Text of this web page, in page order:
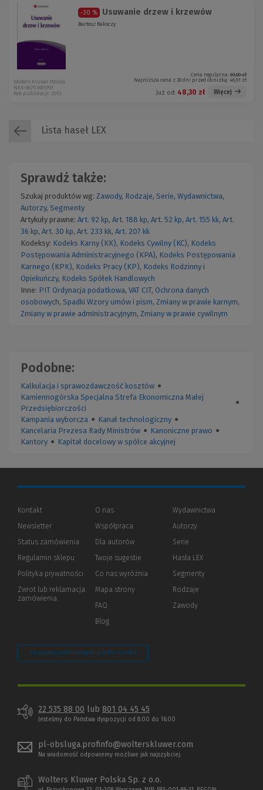
-30 % Usuwanie drzew i krzewów
Bartosz Rakoczy
Cena regularna: 69,00 zł
Najniższa cena z 30 dni przed obniżką: 46,91 zł
Już od: 48,30 zł Więcej
Wolters Kluwer Polska
NEX-0675 W01P01
Rok publikacji: 2013
Lista haseł LEX
Sprawdź także:
Szukaj produktów wg: Zawody, Rodzaje, Serie, Wydawnictwa,
Autorzy, Segmenty
Artykuły prawne: Art. 92 kp, Art. 188 kp, Art. 52 kp, Art. 155 kk, Art.
36 kp, Art. 30 kp, Art. 233 kk, Art. 207 kk
Kodeksy: Kodeks Karny (KK), Kodeks Cywilny (KC), Kodeks
Postępowania Administracyjnego (KPA), Kodeks Postępowania
Karnego (KPK), Kodeks Pracy (KP), Kodeks Rodzinny i
Opiekuńczy, Kodeks Spółek Handlowych
Inne: PIT Ordynacja podatkowa, VAT CIT, Ochrona danych
osobowych, Spadki Wzory umów i pism, Zmiany w prawie karnym,
Zmiany w prawie administracyjnym, Zmiany w prawie cywilnym
Podobne:
Kalkulacja i sprawozdawczość kosztów ●
Kamiennogórska Specjalna Strefa Ekonomiczna Małej
Przedsiębiorczości
●
Kampania wyborcza ● Kanał technologiczny ●
Kancelaria Prezesa Rady Ministrów ● Kanoniczne prawo ●
Kantory ● Kapitał docelowy w spółce akcyjnej
Kontakt
Newsletter
Status zamówienia
Regulamin sklepu
Polityka prywatności (Nowe
(Link
innej
Zwrot lub reklamacja
zamówienia
O nas
Współpraca
Dla autorów(Nowe
(Link
innej
Twoje sugestie
Co nas wyróżnia
Mapa strony
FAQ
Blog
Wydawnictwa
Autorzy
Serie
Hasła LEX
Segmenty
Rodzaje
Zawody
Zarządzaj preferencjami plików cookie
22 535 88 00 lub 801 04 45 45
Jesteśmy do Państwa dyspozycji od 8:00 do 16:00
pl-obsluga.profinfo@wolterskluwer.com
Na wiadomość odpowiemy możliwe jak najszybciej.
Wolters Kluwer Polska Sp. z o.o.